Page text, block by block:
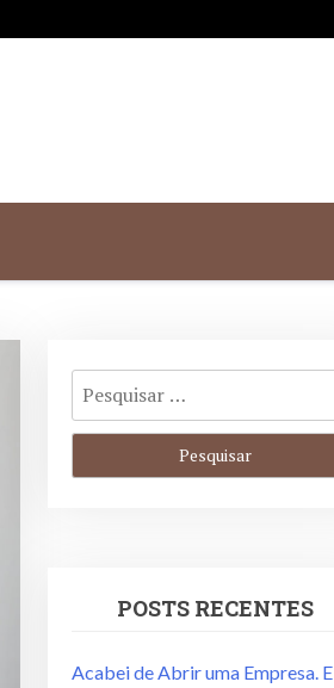
POSTS RECENTES
Acabei de Abrir uma Empresa. E